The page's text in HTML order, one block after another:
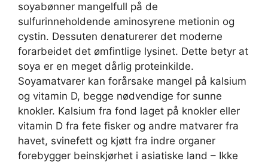
soyabønner mangelfull på de
sulfurinneholdende aminosyrene metionin og
cystin. Dessuten denaturerer det moderne
forarbeidet det ømfintlige lysinet. Dette betyr at
soya er en meget dårlig proteinkilde.
Soyamatvarer kan forårsake mangel på kalsium
og vitamin D, begge nødvendige for sunne
knokler. Kalsium fra fond laget på knokler eller
vitamin D fra fete fisker og andre matvarer fra
havet, svinefett og kjøtt fra indre organer
forebygger beinskjørhet i asiatiske land – Ikke